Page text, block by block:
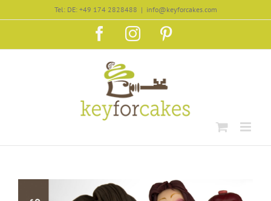
Inhalt
Tel: DE: +49 174 2828488 | info@keyforcakes.com
FacebookInstagram